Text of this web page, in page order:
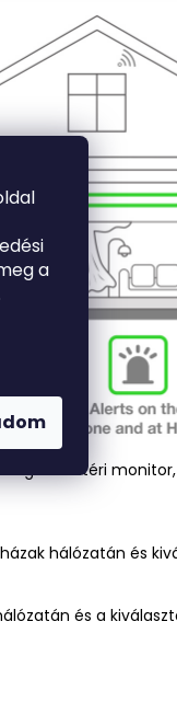
a
beltéri
hálózatán és
és a